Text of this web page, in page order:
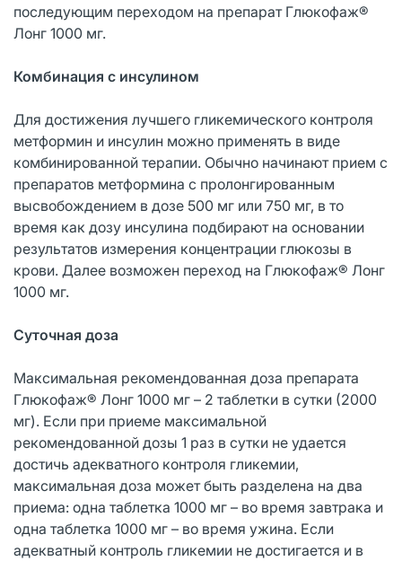
последующим переходом на препарат Глюкофаж®
Лонг 1000 мг.
Комбинация с инсулином
Для достижения лучшего гликемического контроля
метформин и инсулин можно применять в виде
комбинированной терапии. Обычно начинают прием с
препаратов метформина с пролонгированным
высвобождением в дозе 500 мг или 750 мг, в то
время как дозу инсулина подбирают на основании
результатов измерения концентрации глюкозы в
крови. Далее возможен переход на Глюкофаж® Лонг
1000 мг.
Суточная доза
Максимальная рекомендованная доза препарата
Глюкофаж® Лонг 1000 мг – 2 таблетки в сутки (2000
мг). Если при приеме максимальной
рекомендованной дозы 1 раз в сутки не удается
достичь адекватного контроля гликемии,
максимальная доза может быть разделена на два
приема: одна таблетка 1000 мг – во время завтрака и
одна таблетка 1000 мг – во время ужина. Если
адекватный контроль гликемии не достигается и в